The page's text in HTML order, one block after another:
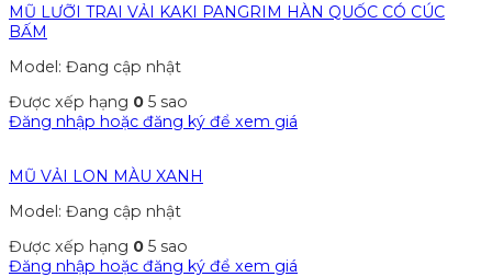
MŨ LƯỠI TRAI VẢI KAKI PANGRIM HÀN QUỐC CÓ CÚC
BẤM
Model: Đang cập nhật
Được xếp hạng 0 5 sao
Đăng nhập hoặc đăng ký để xem giá
MŨ VẢI LON MÀU XANH
Model: Đang cập nhật
Được xếp hạng 0 5 sao
Đăng nhập hoặc đăng ký để xem giá